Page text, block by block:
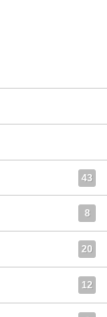
43
8
20
12